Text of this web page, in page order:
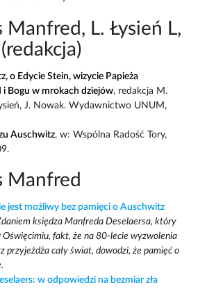
Manfred, L. Łysień L,
o Edycie Stein, wizycie Papieża
i Bogu w mrokach dziejów, redakcja M.
J. Nowak. Wydawnictwo UNUM,
Auschwitz, w: Wspólna Radość Tory,
Manfred
jest możliwy bez pamięci o Auschwitz
księdza Manfreda Deselaersa, który
fakt, że na 80-lecie wyzwolenia
przyjeżdża cały świat, dowodzi, że pamięć o
w odpowiedzi na bezmiar zła